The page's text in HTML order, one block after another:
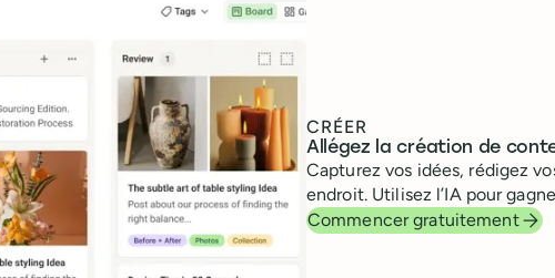
CRÉER
Allégez la création de
Capturez vos idées, rédigez
endroit. Utilisez l’IA pour
Commencer gratuitement